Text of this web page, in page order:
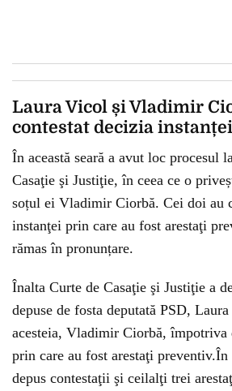
Laura Vicol și Vladimir
contestat decizia instanței
În această seară a avut loc procesul
Casaţie şi Justiţie, în ceea ce o
soțul ei Vladimir Ciorbă. Cei doi au
instanţei prin care au fost arestaţi
rămas în pronunțare.
Înalta Curte de Casaţie şi Justiţie a
depuse de fosta deputată PSD,
acesteia, Vladimir Ciorbă, împotriva
prin care au fost arestaţi preventiv.În
depus contestaţii şi ceilalţi trei